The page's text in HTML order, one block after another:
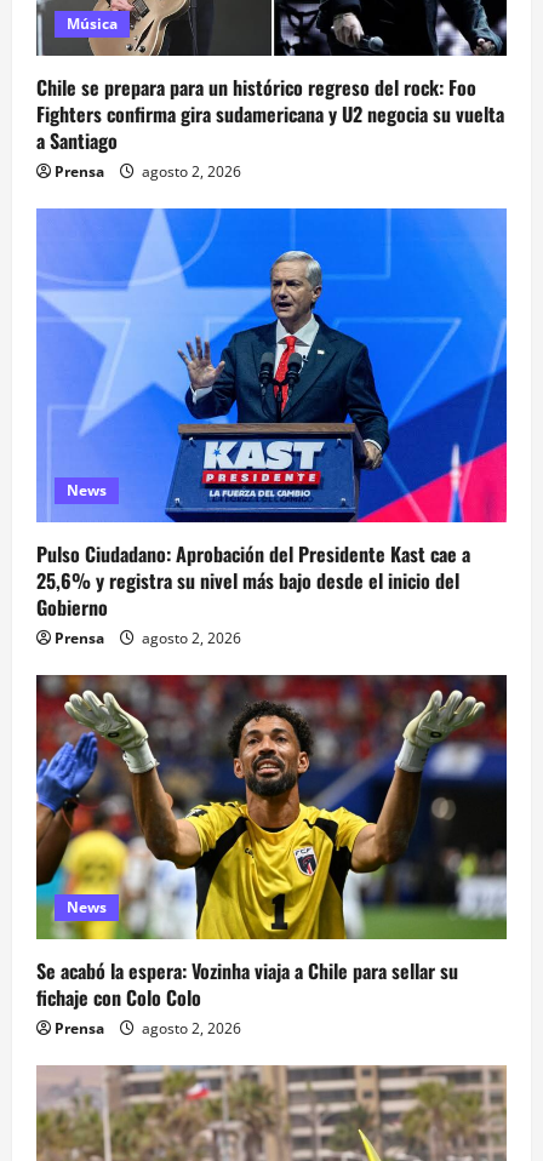
Música
Chile se prepara para un histórico regreso del rock: Foo
Fighters confirma gira sudamericana y U2 negocia su vuelta
a Santiago
Prensa agosto 2, 2026
News
Pulso Ciudadano: Aprobación del Presidente Kast cae a
25,6% y registra su nivel más bajo desde el inicio del
Gobierno
Prensa agosto 2, 2026
News
Se acabó la espera: Vozinha viaja a Chile para sellar su
fichaje con Colo Colo
Prensa agosto 2, 2026